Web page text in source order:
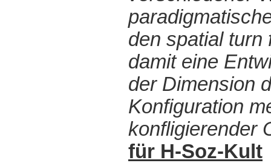
den spatial
damit eine
der Dimension
Konfiguration
konfligierender
für H-Soz-Kult